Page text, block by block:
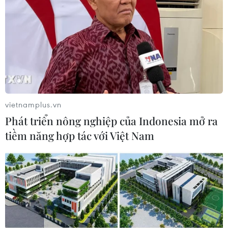
vietnamplus.vn
Phát triển nông nghiệp của Indonesia mở ra
tiềm năng hợp tác với Việt Nam